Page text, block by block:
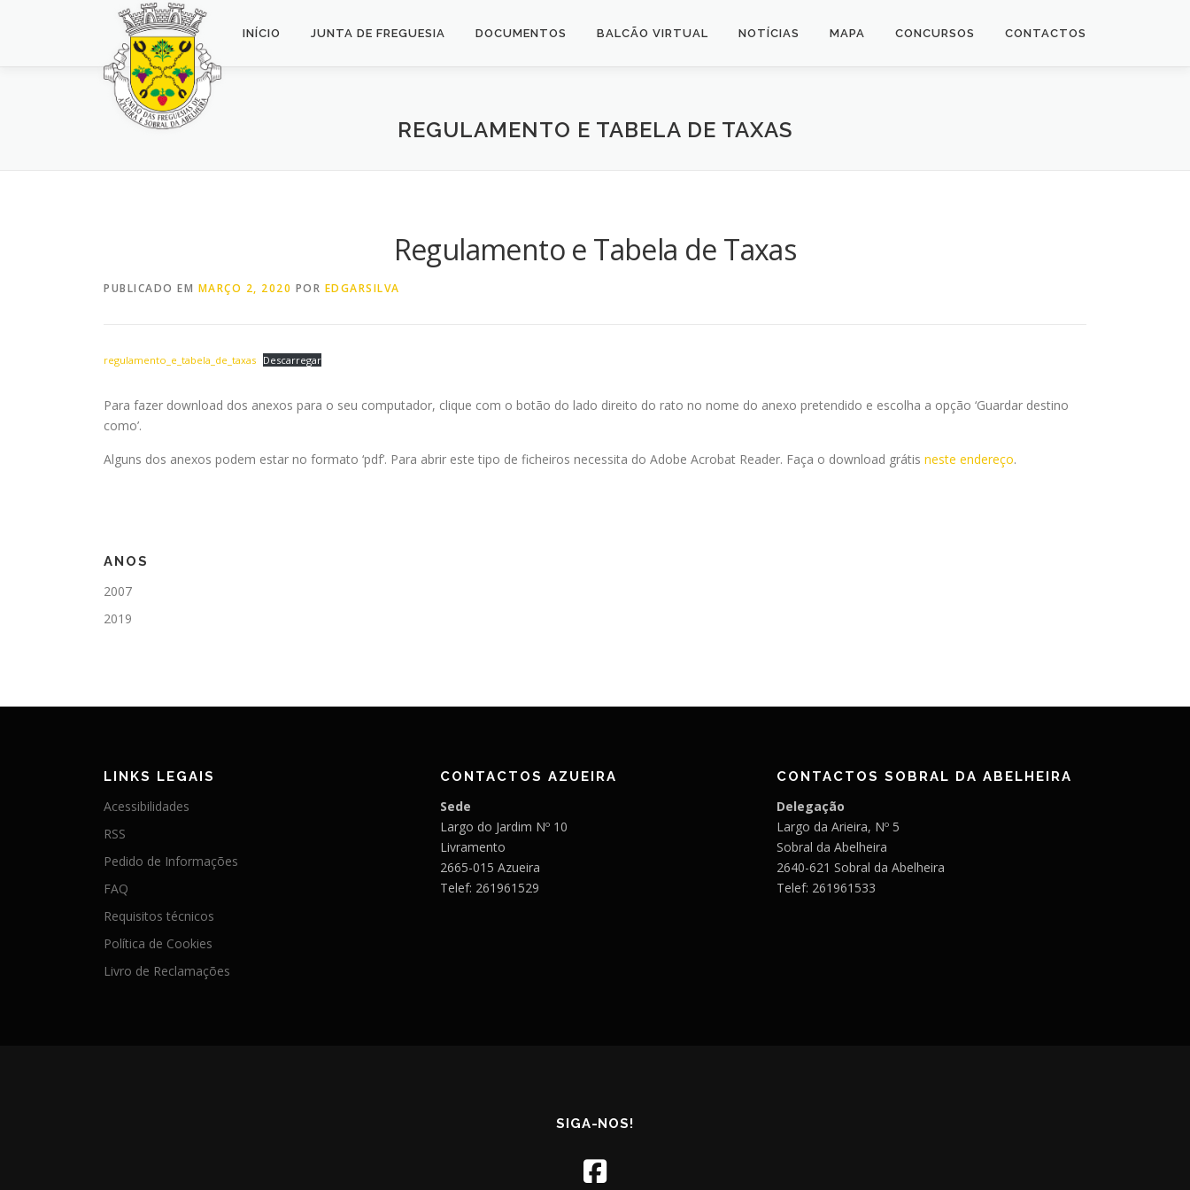
INÍCIO JUNTA DE FREGUESIA DOCUMENTOS BALCÃO VIRTUAL NOTÍCIAS MAPA CONCURSOS CONTACTOS
REGULAMENTO E TABELA DE TAXAS
Regulamento e Tabela de Taxas
PUBLICADO EM MARÇO 2, 2020 POR EDGARSILVA
regulamento_e_tabela_de_taxas Descarregar
Para fazer download dos anexos para o seu computador, clique com o botão do lado direito do rato no nome do anexo pretendido e escolha a opção ‘Guardar destino
como’.
Alguns dos anexos podem estar no formato ‘pdf’. Para abrir este tipo de ficheiros necessita do Adobe Acrobat Reader. Faça o download grátis neste endereço.
ANOS
2007
2019
LINKS LEGAIS
Acessibilidades
RSS
Pedido de Informações
FAQ
Requisitos técnicos
Política de Cookies
Livro de Reclamações
CONTACTOS AZUEIRA
Sede
Largo do Jardim Nº 10
Livramento
2665-015 Azueira
Telef: 261961529
CONTACTOS SOBRAL DA ABELHEIRA
Delegação
Largo da Arieira, Nº 5
Sobral da Abelheira
2640-621 Sobral da Abelheira
Telef: 261961533
SIGA-NOS!